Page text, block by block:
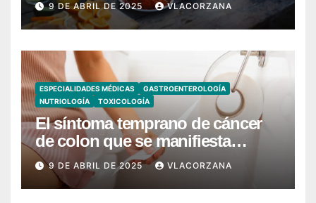
9 DE ABRIL DE 2025 VLACORZANA
ESPECIALIDADES MÉDICAS
GASTROENTEROLOGÍA
NUTRIOLOGÍA
TOXICOLOGÍA
El síntoma temprano de cáncer
de colon que se manifiesta
cuando vas al baño
9 DE ABRIL DE 2025 VLACORZANA